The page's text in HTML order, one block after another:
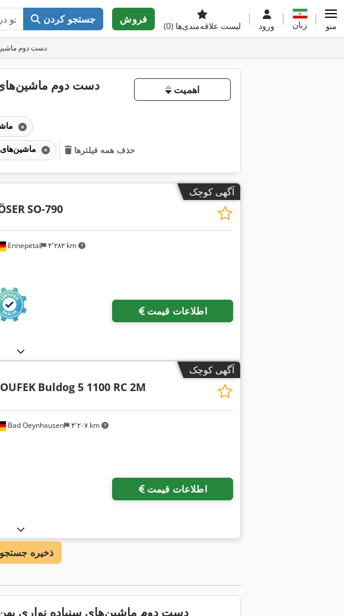
جستجو کردن فروش
لیست علاقه‌مندی‌ها (0) ورود زبان منو
دست دوم ماشین‌های
دست دوم ماشین‌های
اهمیت
حذف همه فیلترها
آگهی کوچک
Ennepetal ۴٬۲۸۲ km
SO-790
اطلاعات قیمت
آگهی کوچک
Bad Oeynhausen ۴٬۲۰۷ km
Buldog 5 1100 RC 2M
اطلاعات قیمت
ذخیره جستجو
دست دوم ماشین‌های سنباده نواری پهن با عرض